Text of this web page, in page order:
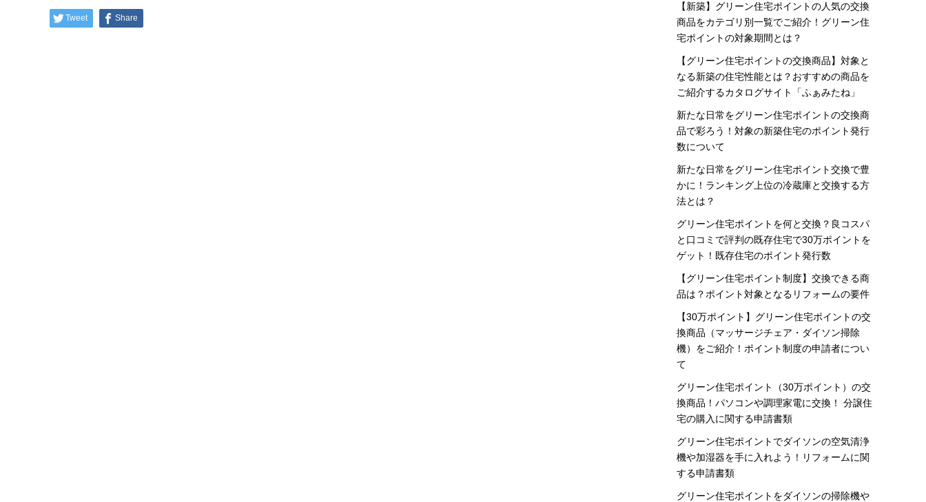
Tweet Share
【新築】グリーン住宅ポイントの人気の交換
商品をカテゴリ別一覧でご紹介！グリーン住
宅ポイントの対象期間とは？
【グリーン住宅ポイントの交換商品】対象と
なる新築の住宅性能とは？おすすめの商品を
ご紹介するカタログサイト「ふぁみたね」
新たな日常をグリーン住宅ポイントの交換商
品で彩ろう！対象の新築住宅のポイント発行
数について
新たな日常をグリーン住宅ポイント交換で豊
かに！ランキング上位の冷蔵庫と交換する方
法とは？
グリーン住宅ポイントを何と交換？良コスパ
と口コミで評判の既存住宅で30万ポイントを
ゲット！既存住宅のポイント発行数
【グリーン住宅ポイント制度】交換できる商
品は？ポイント対象となるリフォームの要件
【30万ポイント】グリーン住宅ポイントの交
換商品（マッサージチェア・ダイソン掃除
機）をご紹介！ポイント制度の申請者につい
て
グリーン住宅ポイント（30万ポイント）の交
換商品！パソコンや調理家電に交換！ 分譲住
宅の購入に関する申請書類
グリーン住宅ポイントでダイソンの空気清浄
機や加湿器を手に入れよう！リフォームに関
する申請書類
グリーン住宅ポイントをダイソンの掃除機や